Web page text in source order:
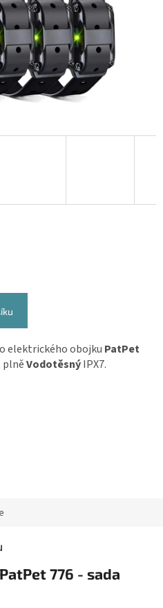
elektrického obojku PatPet
plněVodotěsnýIPX7.
776 - sada